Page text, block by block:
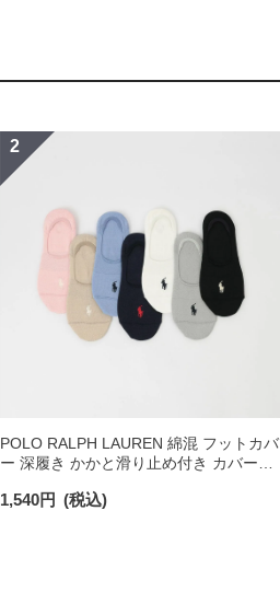
POLO RALPH LAUREN 綿混 フットカバ
ー 深履き かかと滑り止め付き カバーソ
1,540円 (税込)